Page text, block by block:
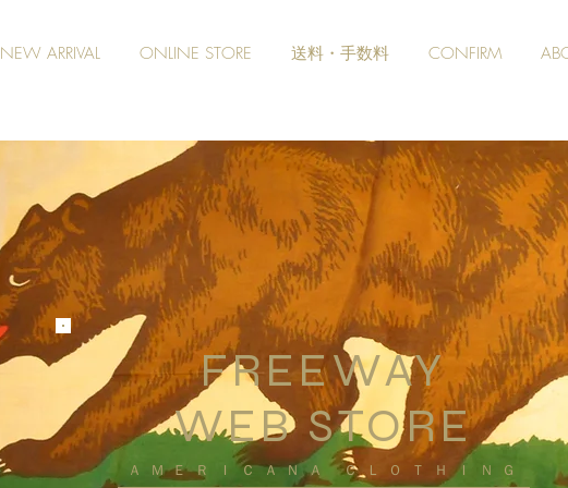
NEW ARRIVAL ONLINE STORE 送料・手数料 CONFIRM
FREEWAY
WEB STORE
​ＡＭＥＲＩＣＡＮＡ ＣＬＯＴＨＩＮＧ